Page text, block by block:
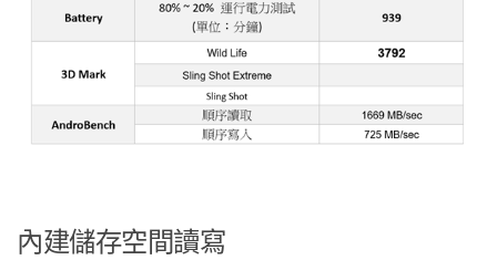
內建儲存空間讀寫